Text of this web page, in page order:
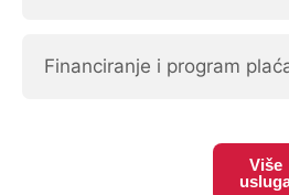
Financiranje i program
Više